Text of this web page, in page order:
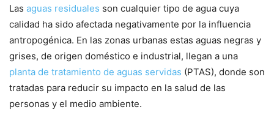
Las aguas residuales son cualquier tipo de agua cuya
calidad ha sido afectada negativamente por la influencia
antropogénica. En las zonas urbanas estas aguas negras y
grises, de origen doméstico e industrial, llegan a una
planta de tratamiento de aguas servidas (PTAS), donde son
tratadas para reducir su impacto en la salud de las
personas y el medio ambiente.